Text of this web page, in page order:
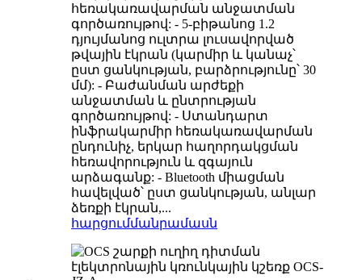
հեռակառավարման անջատման
գործառույթով: - 5-բիթանոց 1.2
դյույմանոց ուլտրա լուսավորված
թվային էկրան (կարմիր և կանաչ՝
ըստ ցանկության, բարձրությունը՝ 30
մմ): - Բաժանման արժեքի
անջատման և ընտրության
գործառույթով: - Ստանդարտ
ինֆրակարմիր հեռակառավարման
ընդունիչ, երկար հաղորդակցման
հեռավորություն և զգայուն
արձագանք: - Bluetooth միացման
հավելված՝ ըստ ցանկության, անլար
ձեռքի էկրան,...
հարցումմանրամասն